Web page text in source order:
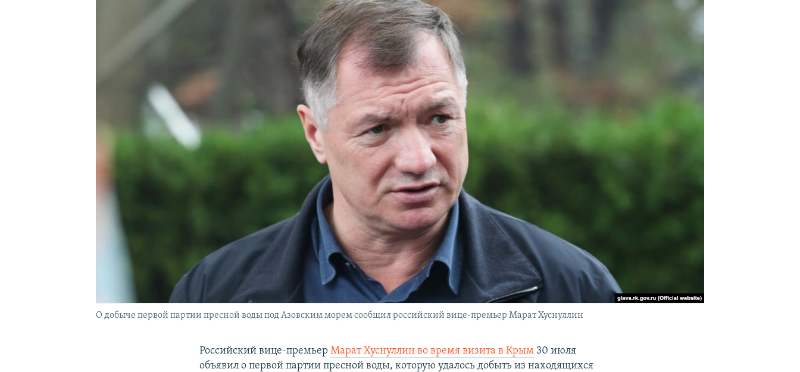
О добыче первой партии пресной воды под Азовским морем сообщил российский вице-премьер Марат Хуснуллин
Российский вице-премьерМарат Хуснуллин во время визита в Крым 30 июля
объявил о первой партии пресной воды, которую удалось добыть из находящихся